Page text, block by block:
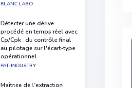
BLANC LABO
Détecter une dérive
procédé en temps réel avec
Cp/Cpk : du contrôle final
au pilotage sur l'écart-type
opérationnel
PAT-INDUSTRY
Maîtrise de l'extraction